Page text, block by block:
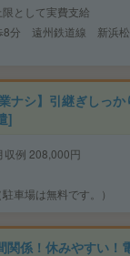
として実費支給
分 遠州鉄道線 新浜
ナシ】引継ぎしっ
]
例 208,000円
車場は無料です。）
関係！休みやすい！